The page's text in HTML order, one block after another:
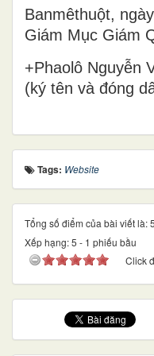
Banmêthuột,
Giám Mục Giám
+Phaolô Nguyễn
(ký tên và đóng
Tags: Website
Tổng số điểm của bài viết là:
Xếp hạng:5 - 1 phiếu bầu
Click